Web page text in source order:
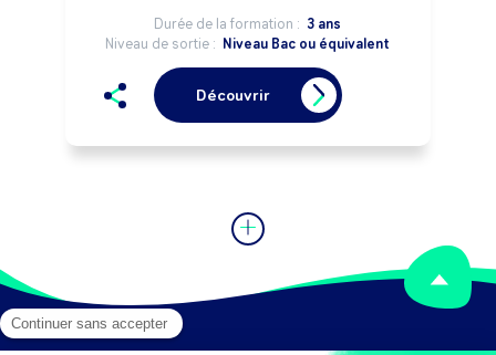
Durée de la formation : 3 ans
Niveau de sortie : Niveau Bac ou équivalent
Découvrir